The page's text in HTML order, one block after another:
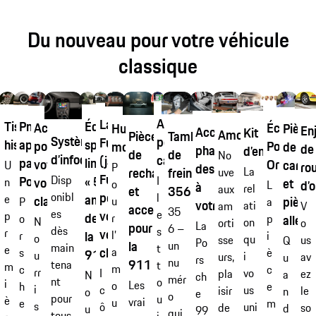
Du nouveau pour votre véhicule
classique
Tissus
historiques
U
n
e
p
r
e
m
i
è
Pneumatiques
approuvés
par
Porsche
P
o
r
s
c
h
e
Accessoires
pour
votre
voiture
classique
N
o
u
rr
i
s
Système
d’infodivertissement
Disp
onibl
es
dès
main
tena
nt
pour
Édition
spéciale
limitée
« 50
ans
de
la
911 Turbo »
N
o
u
La
Fuchsfelge®
(jante
Fuchs)
pour
votre
véhicule
classique
I
c
ô
Huiles
moteur
P
o
u
r
l’
a
m
o
u
Pièces
de
rechange
et
accessoires
pour
la
911 Carrera RS 2.7
Les
vrai
Additif
pour
carburant
I
l
e
s
t
t
o
u
Tambour
de
frein
356 A
35
6 –
un
nu
mér
o
Accessoires
phares
destinés
à
votre 996
La
Po
rs
ch
e
99
Amortisseur 993
No
uve
aux
am
orti
sse
urs,
pla
isir
de
Kit
d’entretien
La
rel
ati
on
qu
i
vo
us
uni
Écusson
Porsche
Original
L
a
p
i
è
c
e
m
de
et
Q
u
a
n
d
de
V
o
us
av
ez
le
so